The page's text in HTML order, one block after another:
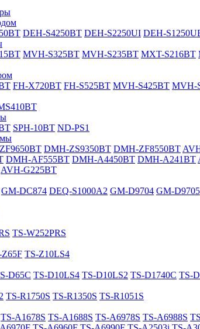
DEH-S4250BT DEH-S2250UI DEH-
MVH-S325BT MVH-S235BT MXT-S216BT
FH-X720BT FH-S525BT MVH-S425BT MVH-
SPH-10BT ND-PS1
DMH-ZS9350BT DMH-ZF8550BT
DMH-AF555BT DMH-A4450BT DMH-A241BT
AVH-G225BT
GM-DC874 DEQ-S1000A2 GM-D9704 GM-D9705
TS-W252PRS
Z65F TS-Z10LS4
D65C TS-D10LS4 TS-D10LS2 TS-D1740C TS-
TS-R1750S TS-R1350S TS-R1051S
TS-A1678S TS-A1688S TS-A6978S TS-A6988S